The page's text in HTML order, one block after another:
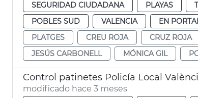
SEGURIDAD CIUDADANA PLAYAS
POBLES SUD
VALENCIA EN
PLATGES
CREU ROJA CRUZ ROJA
JESÚS CARBONELL
MÓNICA GIL
Control patinetes Policía Local
modificado hace 3 meses